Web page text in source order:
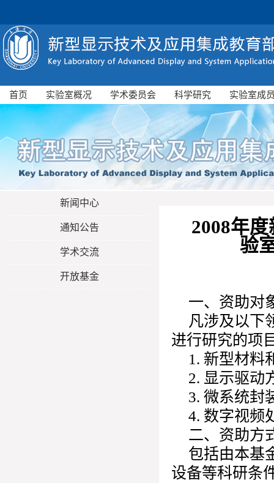
首页 实验室概况 学术委员会 科学研究 实验室成
新闻中心
通知公告
学术交流
开放基金
2008年
验
一、资助对
凡涉及以下
进行研究的项
1. 新型材料
2. 显示驱动
3. 微系统封
4. 数字视频
二、资助方
包括由本基
设备等科研条